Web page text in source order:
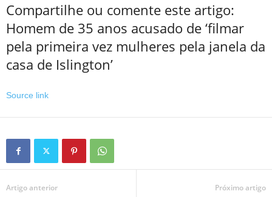
Compartilhe ou comente este artigo:
Homem de 35 anos acusado de ‘filmar
pela primeira vez mulheres pela janela da
casa de Islington’
Source link
Artigo anterior Próximo artigo